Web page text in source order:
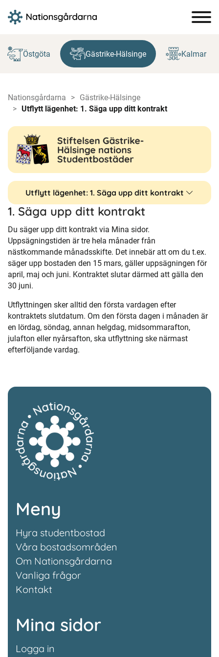
innehåll
Östgöta Gästrike-Hälsinge Kalmar
Nationsgårdarna
Gästrike-Hälsinge
Utflytt lägenhet: 1. Säga upp ditt kontrakt
Utflytt lägenhet: 1. Säga upp ditt kontrakt
1. Säga upp ditt kontrakt
Du säger upp ditt kontrakt via Mina sidor.
Uppsägningstiden är tre hela månader från
nästkommande månadsskifte. Det innebär att om du t.ex.
säger upp bostaden den 15 mars, gäller uppsägningen för
april, maj och juni. Kontraktet slutar därmed att gälla den
30 juni.
Utflyttningen sker alltid den första vardagen efter
kontraktets slutdatum. Om den första dagen i månaden är
en lördag, söndag, annan helgdag, midsommarafton,
julafton eller nyårsafton, ska utflyttning ske närmast
efterföljande vardag.
Meny
Hyra studentbostad
Våra bostadsområden
Om Nationsgårdarna
Vanliga frågor
Kontakt
Mina sidor
Logga in